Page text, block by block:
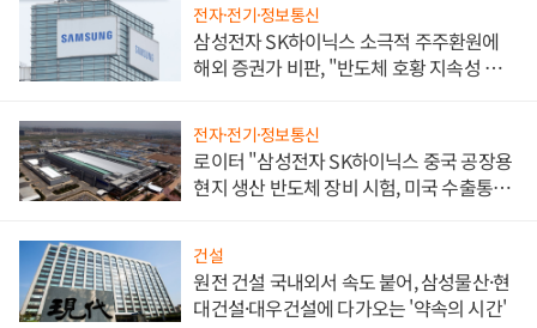
전자·전기·정보통신
삼성전자 SK하이닉스 소극적 주주환원에
해외 증권가 비판, "반도체 호황 지속성 의
전자·전기·정보통신
로이터 "삼성전자 SK하이닉스 중국 공장용
현지 생산 반도체 장비 시험, 미국 수출통제
건설
원전 건설 국내외서 속도 붙어, 삼성물산·현
대건설·대우건설에 다가오는 '약속의 시간'